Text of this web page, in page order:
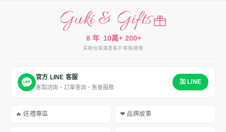
Guki & Gifts
8 年
深耕台灣
10萬+
滿意客戶
200+
客製禮物
官方 LINE 客服
客製諮詢・訂單查詢・售後服務
加 LINE
🔥 送禮專區 ❤ 品牌故事